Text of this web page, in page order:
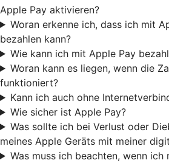
Apple Pay aktivieren?
Woran erkenne ich, dass ich mit
bezahlen kann?
Wie kann ich mit Apple Pay
Woran kann es liegen, wenn die
funktioniert?
Kann ich auch ohne
Wie sicher ist Apple Pay?
Was sollte ich bei Verlust oder
meines Apple Geräts mit meiner
Was muss ich beachten, wenn ich